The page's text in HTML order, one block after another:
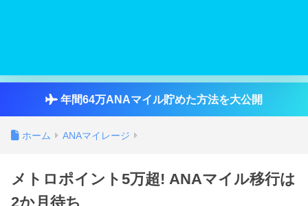
年間64万ANAマイル貯めた方法を大公開
ホーム ANAマイレージ
メトロポイント5万超! ANAマイル移行は
2か月待ち